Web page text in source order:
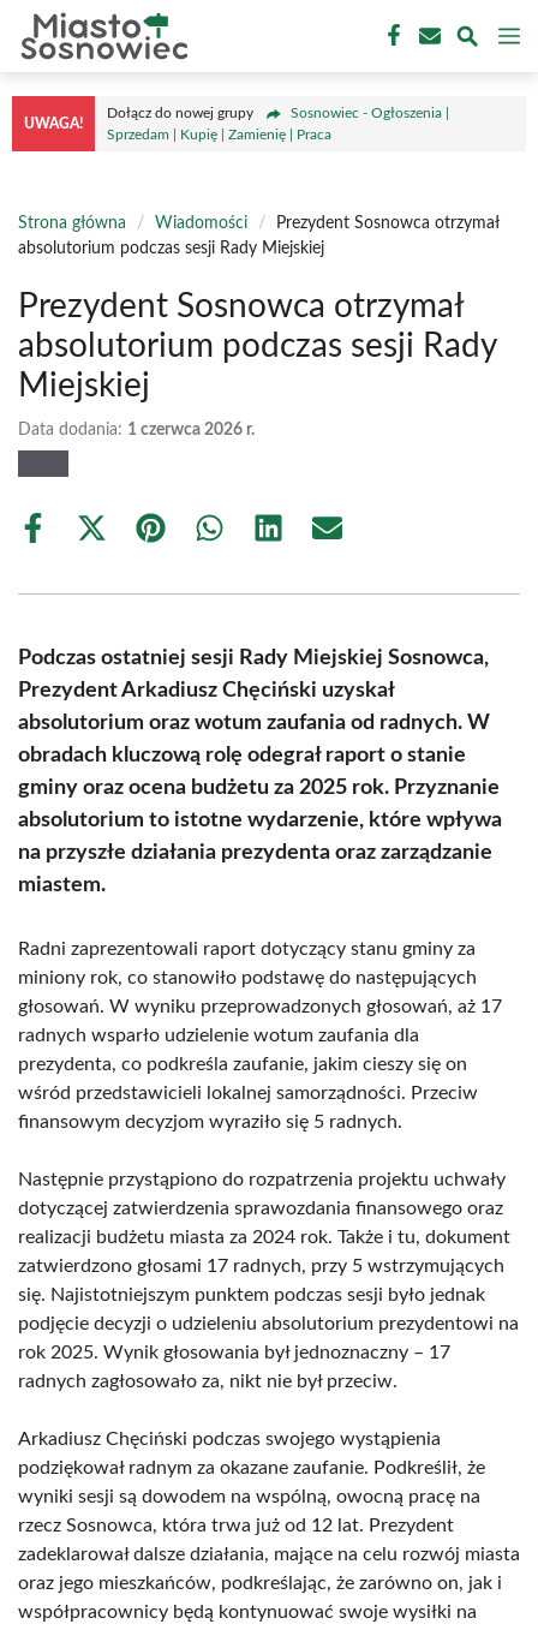
Przejdź
treści
UWAGA!
Dołącz do nowej grupy
Sosnowiec - Ogłoszenia |
Sprzedam | Kupię | Zamienię | Praca
Strona główna / Wiadomości /
Prezydent Sosnowca otrzymał
absolutorium podczas sesji Rady Miejskiej
Prezydent Sosnowca otrzymał
absolutorium podczas sesji Rady
Miejskiej
Data dodania: 1 czerwca 2026 r.
Share
Share
(Twitter)
Share Share Share Share
Podczas ostatniej sesji Rady Miejskiej Sosnowca,
Prezydent Arkadiusz Chęciński uzyskał
absolutorium oraz wotum zaufania od radnych. W
obradach kluczową rolę odegrał raport o stanie
gminy oraz ocena budżetu za 2025 rok. Przyznanie
absolutorium to istotne wydarzenie, które wpływa
na przyszłe działania prezydenta oraz zarządzanie
miastem.
Radni zaprezentowali raport dotyczący stanu gminy za
miniony rok, co stanowiło podstawę do następujących
głosowań. W wyniku przeprowadzonych głosowań, aż 17
radnych wsparło udzielenie wotum zaufania dla
prezydenta, co podkreśla zaufanie, jakim cieszy się on
wśród przedstawicieli lokalnej samorządności. Przeciw
finansowym decyzjom wyraziło się 5 radnych.
Następnie przystąpiono do rozpatrzenia projektu uchwały
dotyczącej zatwierdzenia sprawozdania finansowego oraz
realizacji budżetu miasta za 2024 rok. Także i tu, dokument
zatwierdzono głosami 17 radnych, przy 5 wstrzymujących
się. Najistotniejszym punktem podczas sesji było jednak
podjęcie decyzji o udzieleniu absolutorium prezydentowi na
rok 2025. Wynik głosowania był jednoznaczny – 17
radnych zagłosowało za, nikt nie był przeciw.
Arkadiusz Chęciński podczas swojego wystąpienia
podziękował radnym za okazane zaufanie. Podkreślił, że
wyniki sesji są dowodem na wspólną, owocną pracę na
rzecz Sosnowca, która trwa już od 12 lat. Prezydent
zadeklarował dalsze działania, mające na celu rozwój miasta
oraz jego mieszkańców, podkreślając, że zarówno on, jak i
współpracownicy będą kontynuować swoje wysiłki na